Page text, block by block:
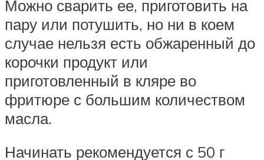
Можно сварить ее, приготовить на
пару или потушить, но ни в коем
случае нельзя есть обжаренный до
корочки продукт или
приготовленный в кляре во
фритюре с большим количеством
масла.
Начинать рекомендуется с 50 г